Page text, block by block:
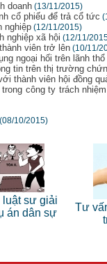
doanh (13/11/2015)
cổ phiếu để trả cổ tức
nghiệp (12/11/2015)
nghiệp xã hội (12/11/
viên trở lên (10/11/
ngoại hối trên lãnh thổ
tin trên thị trường
thành viên hội đồng
công ty trách
(08/10/2015)
luật sư giải
án dân sự
Tư